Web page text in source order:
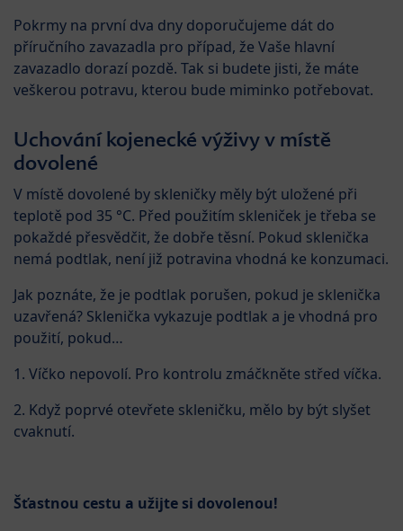
Pokrmy na první dva dny doporučujeme dát do
příručního zavazadla pro případ, že Vaše hlavní
zavazadlo dorazí pozdě. Tak si budete jisti, že máte
veškerou potravu, kterou bude miminko potřebovat.
Uchování kojenecké výživy v místě
dovolené
V místě dovolené by skleničky měly být uložené při
teplotě pod 35 °C. Před použitím skleniček je třeba se
pokaždé přesvědčit, že dobře těsní. Pokud sklenička
nemá podtlak, není již potravina vhodná ke konzumaci.
Jak poznáte, že je podtlak porušen, pokud je sklenička
uzavřená? Sklenička vykazuje podtlak a je vhodná pro
použití, pokud…
1. Víčko nepovolí. Pro kontrolu zmáčkněte střed víčka.
2. Když poprvé otevřete skleničku, mělo by být slyšet
cvaknutí.
Šťastnou cestu a užijte si dovolenou!